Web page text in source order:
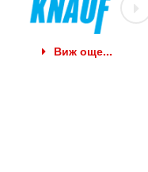
Виж още...